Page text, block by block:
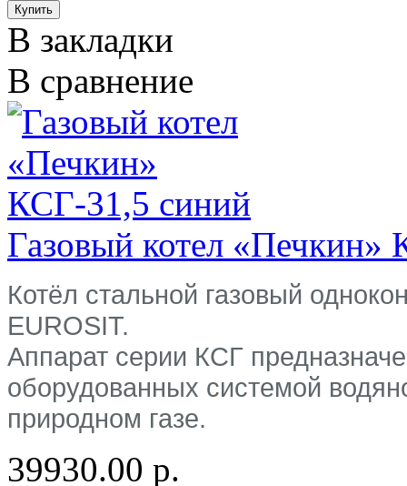
В закладки
В сравнение
Газовый котел
Котёл стальной газовый
EUROSIT.
Аппарат серии КСГ
оборудованных системой
природном газе.
39930.00 р.